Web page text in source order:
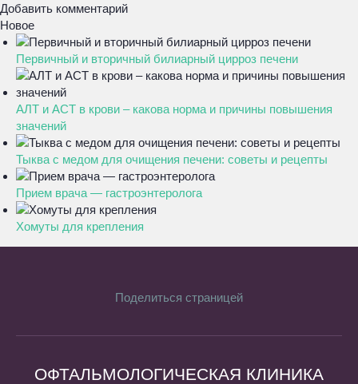
Добавить комментарий
Новое
Первичный и вторичный билиарный цирроз печени
АЛТ и АСТ в крови – какова норма и причины повышения
значений
Тыква с медом для очищения печени: советы и рецепты
Прием врача — гастроэнтеролога
Хомуты для крепления
Поделиться страницей
ОФТАЛЬМОЛОГИЧЕСКАЯ КЛИНИКА